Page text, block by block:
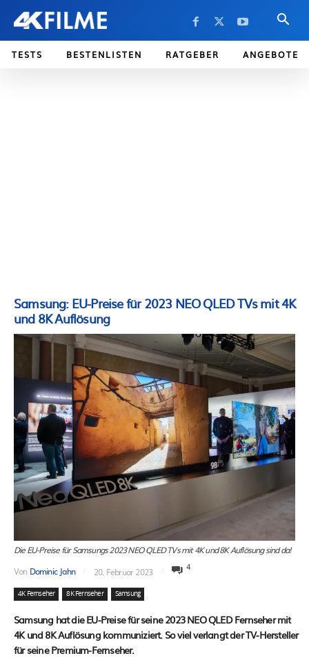
TESTS BESTENLISTEN RATGEBER ANGEBOTE
Samsung: EU-Preise für 2023 NEO QLED TVs mit 4K
und 8K Auflösung
Die EU-Preise für Samsungs 2023 NEO QLED TVs mit 4K und 8K Auflösung sind da!
Von Dominic Jahn 20. Februar 2023 4
4K Fernseher 8K Fernseher Samsung
Samsung hat die EU-Preise für seine 2023 NEO QLED Fernseher mit
4K und 8K Auflösung kommuniziert. So viel verlangt der TV-Hersteller
für seine Premium-Fernseher.